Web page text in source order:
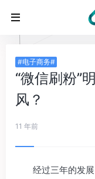
#电子商务#
“微信刷粉”
风？
11 年前
经过三年的发展